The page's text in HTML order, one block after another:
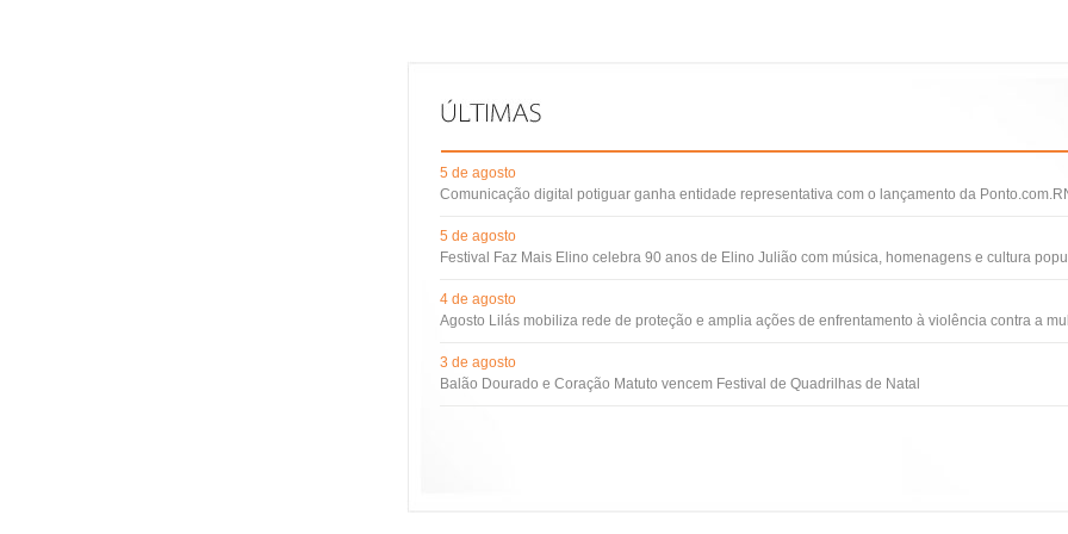
5 de agosto
Comunicação digital potiguar ganha entidade representativa com o lançamento da
5 de agosto
Festival Faz Mais Elino celebra 90 anos de Elino Julião com música, homenagens e cultura
4 de agosto
Agosto Lilás mobiliza rede de proteção e amplia ações de enfrentamento à violência contra a
3 de agosto
Balão Dourado e Coração Matuto vencem Festival de Quadrilhas de Natal